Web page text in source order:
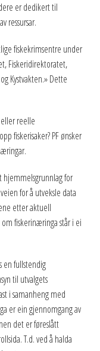
er dedikert til
ressursar.
fiskekrimsentre under
Fiskeridirektoratet,
Kystvakten.» Dette
reelle
fiskerisaker? PF ønsker
hjemmelsgrunnlag for
for å utveksle data
etter aktuell
fiskerinæringa står i ei
en fullstendig
til utvalgets
i samanheng med
er ein gjennomgang av
det er føreslått
T.d. ved å halda